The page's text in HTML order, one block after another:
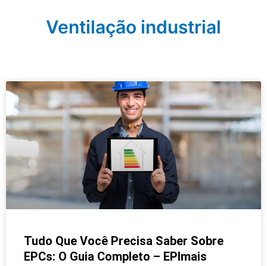
Ventilação industrial
Tudo Que Você Precisa Saber Sobre
EPCs: O Guia Completo – EPImais